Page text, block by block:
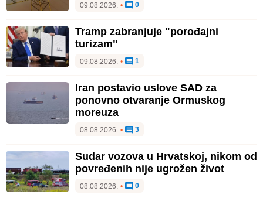
09.08.2026. • 0
Tramp zabranjuje "porođajni
turizam"
09.08.2026. • 1
Iran postavio uslove SAD za
ponovno otvaranje Ormuskog
moreuza
08.08.2026. • 3
Sudar vozova u Hrvatskoj, nikom od
povređenih nije ugrožen život
08.08.2026. • 0